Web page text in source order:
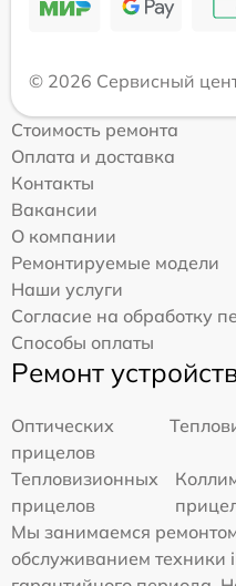
© 2026 Сервисный
Стоимость ремонта
Оплата и доставка
Контакты
Вакансии
О компании
Ремонтируемые модели
Наши услуги
Согласие на обработку
Способы оплаты
Ремонт
Оптических
прицелов
Тепловизионных
прицелов
Мы занимаемся
обслуживанием техники